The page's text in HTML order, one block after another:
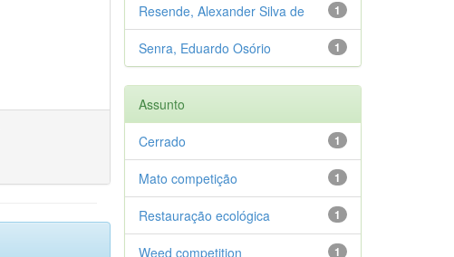
1
Resende, Alexander Silva de
1
Senra, Eduardo Osório
Assunto
1
Cerrado
1
Mato competição
1
Restauração ecológica
1
Weed competition